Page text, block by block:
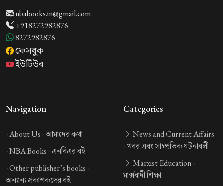
nbabooks.in@gmail.com
+918272982876
8272982876
ফেসবুক
ইউটিউব
Navigation
-About Us -আমাদের কথা
-NBA Books -এনবিএর বই
-Other publisher’s books -
অন্যান্য প্রকাশকদের বই
Categories
News and Current Affairs
-খবর এবং সাম্প্রতিক ঘটনাবলী
Marxist Education -
মার্ক্সবাদী শিক্ষা